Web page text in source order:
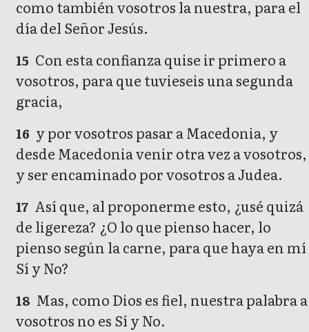
como también vosotros la nuestra, para el
día del Señor Jesús.
15 Con esta confianza quise ir primero a
vosotros, para que tuvieseis una segunda
gracia,
16 y por vosotros pasar a Macedonia, y
desde Macedonia venir otra vez a vosotros,
y ser encaminado por vosotros a Judea.
17 Así que, al proponerme esto, ¿usé quizá
de ligereza? ¿O lo que pienso hacer, lo
pienso según la carne, para que haya en mí
Sí y No?
18 Mas, como Dios es fiel, nuestra palabra a
vosotros no es Sí y No.